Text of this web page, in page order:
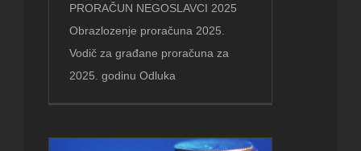
PRORAČUN NEGOSLAVCI 2025
Obrazlozenje proračuna 2025.
Vodič za građane proračuna za
2025. godinu Odluka